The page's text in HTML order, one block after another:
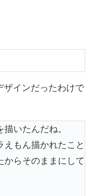
ザインだったわけで
いたんだね。
もん描かれたこと
からそのままにして